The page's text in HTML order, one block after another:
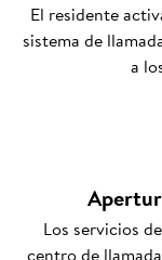
El residente
sistema de
a
Los servicios
centro de